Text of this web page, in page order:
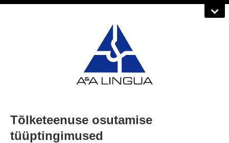
Tõlketeenuse osutamise
tüüptingimused